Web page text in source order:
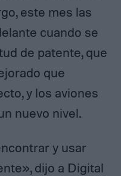
este mes las
cuando se
de patente, que
que
y los aviones
nuevo nivel.
y usar
dijo a Digital